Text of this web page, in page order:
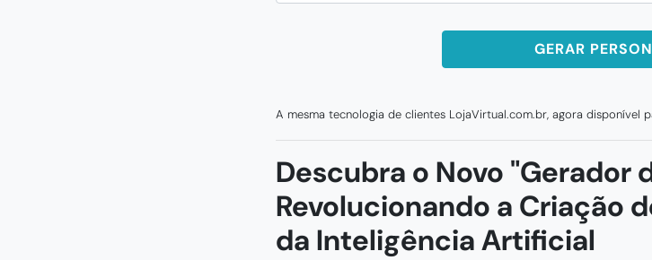
GERAR
0%
COPIAR GERAR
A mesma tecnologia de clientes LojaVirtual.com.br, agora disponível
Descubra o Novo "Gerador
Revolucionando a Criação
da Inteligência Artificial